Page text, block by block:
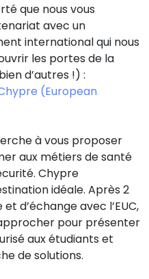
que nous vous
avec un
international qui nous
les portes de la
d’autres !) :
(European
à vous proposer
aux métiers de santé
Chypre
idéale. Après 2
d’échange avec l’EUC,
pour présenter
aux étudiants et
de solutions.